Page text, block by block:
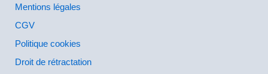
Mentions légales
CGV
Politique cookies
Droit de rétractation